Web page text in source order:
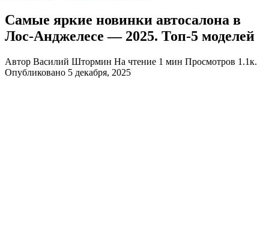
Самые яркие новинки автосалона в
Лос-Анджелесе — 2025. Топ-5 моделей
Автор Василий Штормин На чтение 1 мин Просмотров 1.1к.
Опубликовано 5 декабря, 2025